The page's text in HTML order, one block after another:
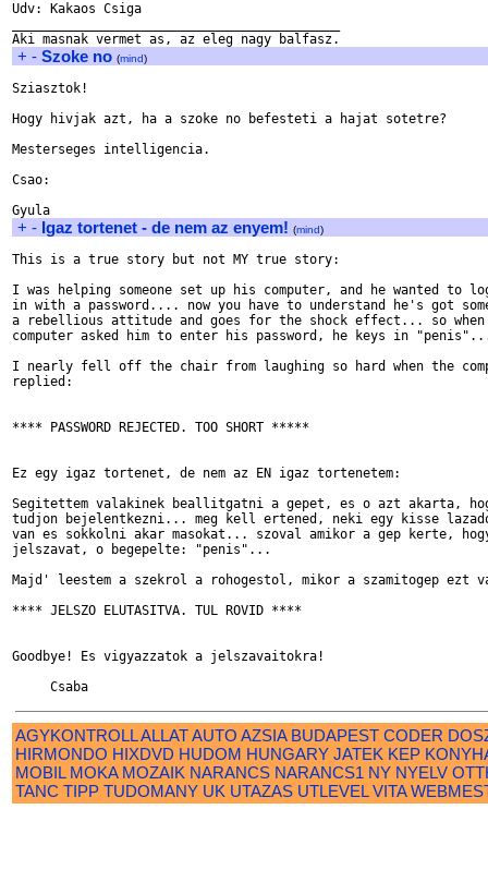
Udv: Kakaos Csiga
+ - Szoke no (mind)
Sziasztok!
Hogy hivjak azt, ha a szoke no befesteti a hajat sotetre?
Mesterseges intelligencia.
Csao:
+ - Igaz tortenet - de nem az enyem! (mind)
This is a true story but not MY true story:
I was helping someone set up his computer, and he wanted to
in with a password.... now you have to understand he's got
a rebellious attitude and goes for the shock effect... so
computer asked him to enter his password, he keys in
I nearly fell off the chair from laughing so hard when the
replied:
**** PASSWORD REJECTED. TOO SHORT *****
Ez egy igaz tortenet, de nem az EN igaz tortenetem:
Segitettem valakinek beallitgatni a gepet, es o azt akarta,
tudjon bejelentkezni... meg kell ertened, neki egy kisse
van es sokkolni akar masokat... szoval amikor a gep kerte,
jelszavat, o begepelte: "penis"...
Majd' leestem a szekrol a rohogestol, mikor a szamitogep ezt
**** JELSZO ELUTASITVA. TUL ROVID ****
Goodbye! Es vigyazzatok a jelszavaitokra!
AGYKONTROLLALLATAUTO AZSIA BUDAPEST CODER
HIRMONDO HIXDVD HUDOM HUNGARY JATEK KEP
MOBIL MOKA MOZAIK NARANCS NARANCS1 NY NYELV
TANC TIPP TUDOMANY UK UTAZAS UTLEVEL VITA